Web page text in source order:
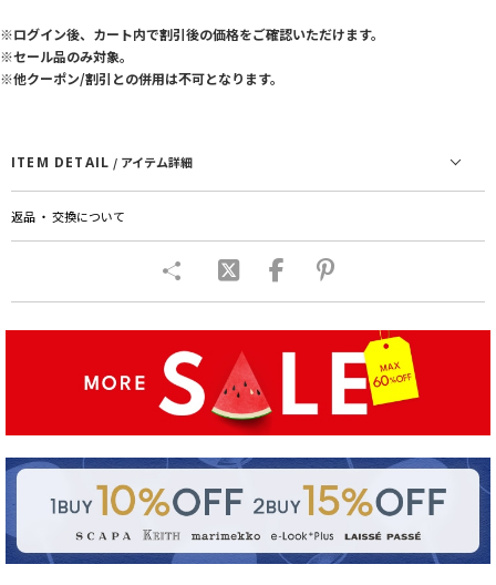
※ログイン後、カート内で割引後の価格をご確認いただけます。
※セール品のみ対象。
※他クーポン/割引との併用は不可となります。
ITEM DETAIL / アイテム詳細
返品 ・ 交換について